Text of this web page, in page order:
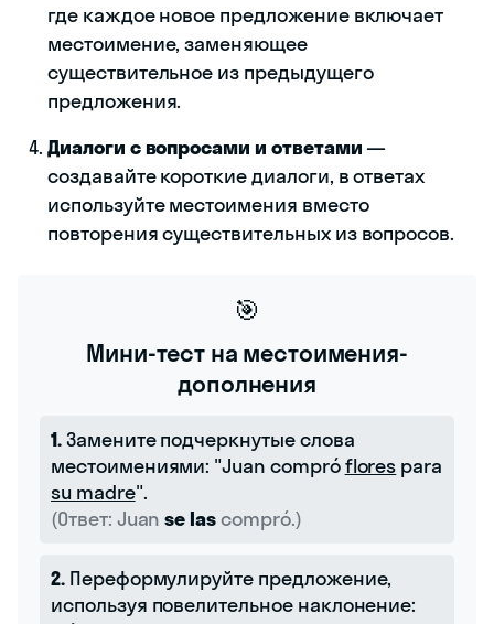
где каждое новое предложение включает
местоимение, заменяющее
существительное из предыдущего
предложения.
Диалоги с вопросами и ответами—
создавайте короткие диалоги, в ответах
используйте местоимения вместо
повторения существительных из вопросов.
🎯
Мини-тест на местоимения-
дополнения
1.Замените подчеркнутые слова
местоимениями: "Juan compróflores para
su madre".
(Ответ: Juanse lascompró.)
2.Переформулируйте предложение,
используя повелительное наклонение: